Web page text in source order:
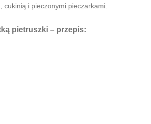
cukinią i pieczonymi pieczarkami.
pietruszki – przepis: